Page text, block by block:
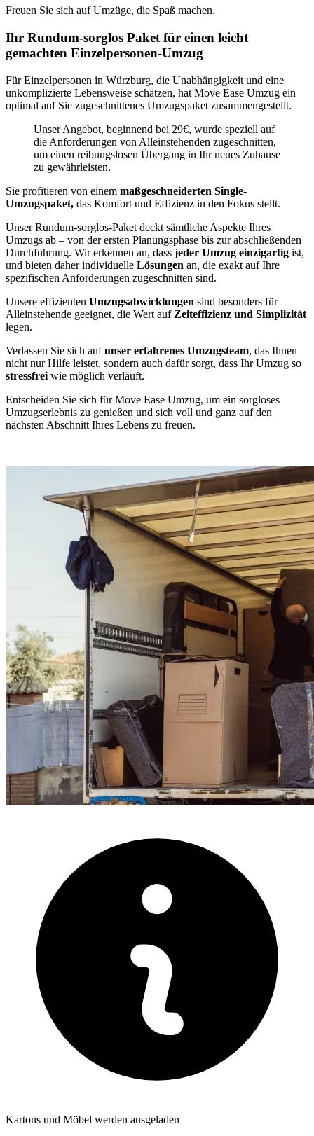
Freuen Sie sich auf Umzüge, die Spaß machen.
Ihr Rundum-sorglos Paket für einen leicht
gemachten Einzelpersonen-Umzug
Für Einzelpersonen in Würzburg, die Unabhängigkeit und eine
unkomplizierte Lebensweise schätzen, hat Move Ease Umzug ein
optimal auf Sie zugeschnittenes Umzugspaket zusammengestellt.
Unser Angebot, beginnend bei 29€, wurde speziell auf
die Anforderungen von Alleinstehenden zugeschnitten,
um einen reibungslosen Übergang in Ihr neues Zuhause
zu gewährleisten.
Sie profitieren von einem maßgeschneiderten Single-
Umzugspaket, das Komfort und Effizienz in den Fokus stellt.
Unser Rundum-sorglos-Paket deckt sämtliche Aspekte Ihres
Umzugs ab – von der ersten Planungsphase bis zur abschließenden
Durchführung. Wir erkennen an, dass jeder Umzug einzigartig ist,
und bieten daher individuelle Lösungen an, die exakt auf Ihre
spezifischen Anforderungen zugeschnitten sind.
Unsere effizienten Umzugsabwicklungen sind besonders für
Alleinstehende geeignet, die Wert auf Zeiteffizienz und Simplizität
legen.
Verlassen Sie sich aufunser erfahrenes Umzugsteam, das Ihnen
nicht nur Hilfe leistet, sondern auch dafür sorgt, dass Ihr Umzug so
stressfrei wie möglich verläuft.
Entscheiden Sie sich für Move Ease Umzug, um ein sorgloses
Umzugserlebnis zu genießen und sich voll und ganz auf den
nächsten Abschnitt Ihres Lebens zu freuen.
Kartons und Möbel werden ausgeladen